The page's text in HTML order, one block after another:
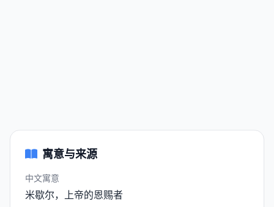
寓意与来源
中文寓意
米歇尔，上帝的恩赐者